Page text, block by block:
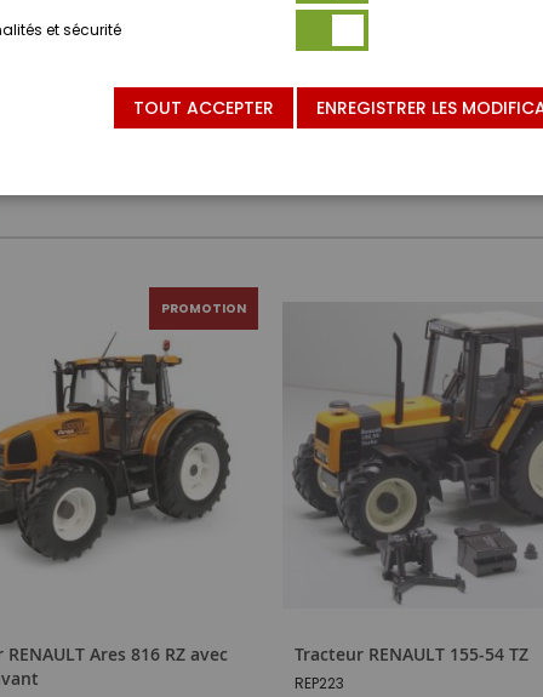
PROMOTION
Ares 816 RZ avec
Tracteur RENAULT 155-54 TZ
REP223
et sécurité
TOUT ACCEPTER ENREGISTRER LES